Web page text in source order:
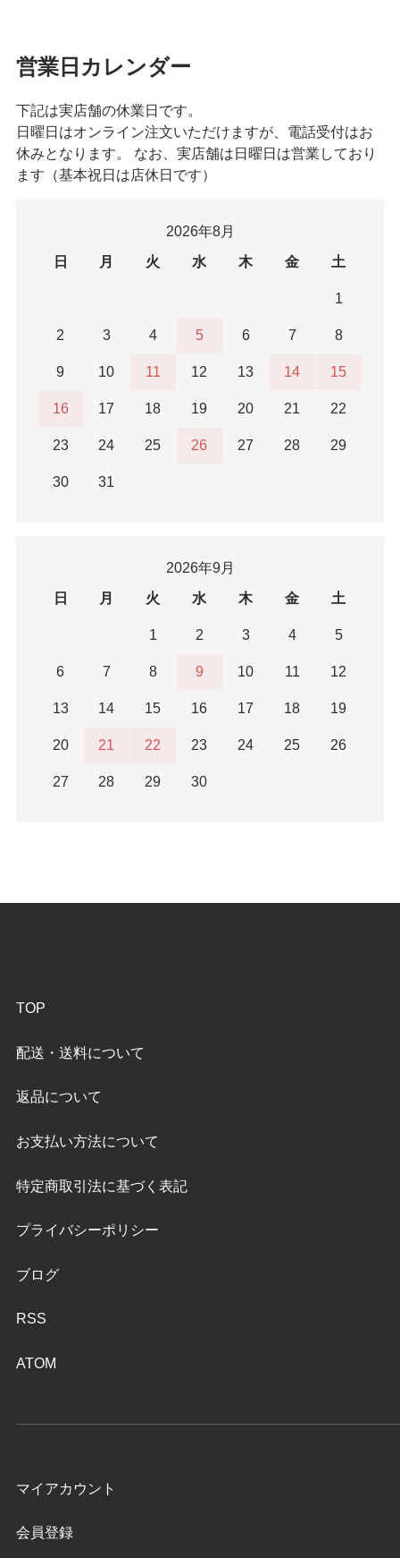
営業日カレンダー
下記は実店舗の休業日です。
日曜日はオンライン注文いただけますが、電話受付はお
休みとなります。 なお、実店舗は日曜日は営業しており
ます（基本祝日は店休日です）
2026年8月
日
月 火 水 木 金 土
1
2 3 4 5 6 7 8
9 10 11 12 13 14 15
16 17 18 19 20 21 22
23 24 25 26 27 28 29
30 31
2026年9月
日
月 火 水 木 金 土
1 2 3 4 5
6 7 8 9 10 11 12
13 14 15 16 17 18 19
20 21 22 23 24 25 26
27 28 29 30
TOP
配送・送料について
返品について
お支払い方法について
特定商取引法に基づく表記
プライバシーポリシー
ブログ
RSS
ATOM
マイアカウント
会員登録